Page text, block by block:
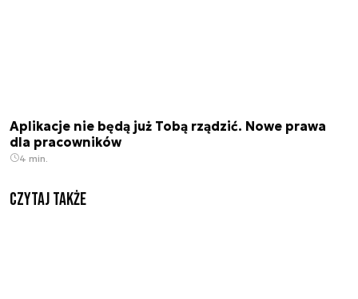
Aplikacje nie będą już Tobą rządzić. Nowe prawa
dla pracowników
4 min.
Czytaj także